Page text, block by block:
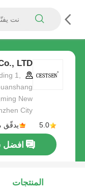
LTD
1,
New
City
5.0
يدقّق
افضل
المنتجات